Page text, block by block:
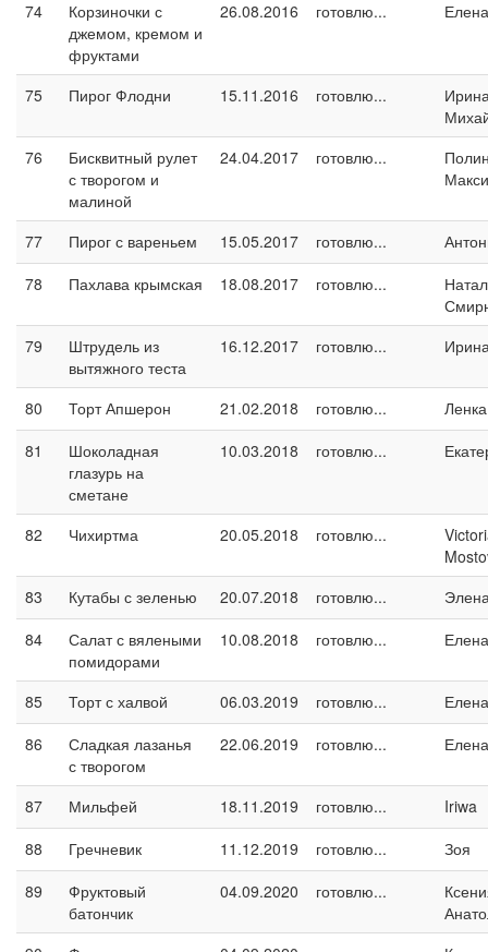
74
Корзиночки с
джемом, кремом и
фруктами
26.08.2016 готовлю... Елена
75 Пирог Флодни 15.11.2016 готовлю...
76
Бисквитный рулет
с творогом и
малиной
24.04.2017 готовлю...
77 Пирог с вареньем 15.05.2017 готовлю...
78
Пахлава крымская 18.08.2017 готовлю...
79
Штрудель из
вытяжного теста
16.12.2017 готовлю...
80 Торт Апшерон 21.02.2018 готовлю...
81
Шоколадная
глазурь на
сметане
10.03.2018 готовлю...
82 Чихиртма 20.05.2018 готовлю...
83
Кутабы с зеленью 20.07.2018 готовлю...
84
Салат с вялеными
помидорами
10.08.2018 готовлю...
85 Торт с халвой 06.03.2019 готовлю...
Елена
86
Сладкая лазанья
с творогом
22.06.2019 готовлю...
87 Мильфей 18.11.2019 готовлю...
Iriwa
88
Гречневик 11.12.2019 готовлю...
Зоя
89
Фруктовый
батончик
04.09.2020 готовлю...